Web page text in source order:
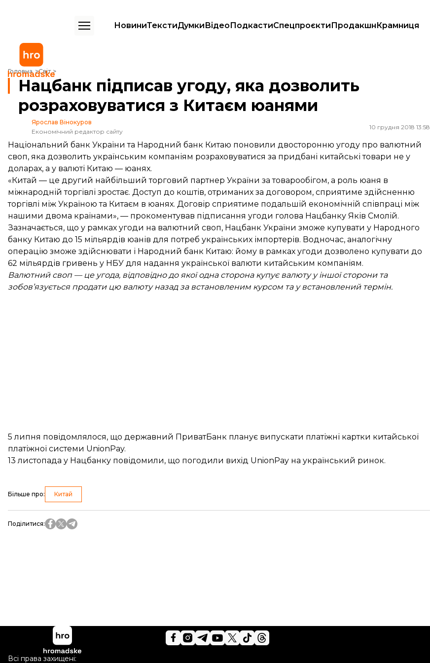
НовиниТекстиДумкиВідеоПодкастиСпецпроєктиПродакшнКрамниця
Головна Світ
Нацбанк підписав угоду, яка дозволить розраховуватися з Китаєм юанями
Нацбанк підписав угоду, яка дозволить
розраховуватися з Китаєм юанями
Ярослав Вінокуров
Економічний редактор сайту
10 грудня 2018 13:58
Національний банк України та Народний банк Китаю поновили двосторонню угоду про валютний
своп, яка дозволить українським компаніям розраховуватися за придбані китайські товари не у
доларах, а у валюті Китаю — юанях.
«Китай — це другий найбільший торговий партнер України за товарообігом, а роль юаня в
міжнародній торгівлі зростає. Доступ до коштів, отриманих за договором, сприятиме здійсненню
торгівлі між Україною та Китаєм в юанях. Договір сприятиме подальшій економічній співпраці між
нашими двома країнами», — прокоментував підписання угоди голова Нацбанку Яків Смолій.
Зазначається, що у рамках угоди на валютний своп, Нацбанк України зможе купувати у Народного
банку Китаю до 15 мільярдів юанів для потреб українських імпортерів. Водночас, аналогічну
операцію зможе здійснювати і Народний банк Китаю: йому в рамках угоди дозволено купувати до
62 мільярдів гривень у НБУ для надання української валюти китайським компаніям.
Валютний своп — це угода, відповідно до якої одна сторона купує валюту у іншої сторони та
зобов’язується продати цю валюту назад за встановленим курсом та у встановлений термін.
5 липня повідомлялося, що державний ПриватБанк планує випускати платіжні картки китайської
платіжної системи UnionPay.
13 листопада у Нацбанку повідомили, що погодили вихід UnionPay на український ринок.
Більше про: Китай
Поділитися:
Всі права захищені: